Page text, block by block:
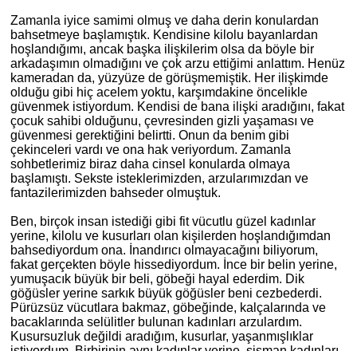
Zamanla iyice samimi olmuş ve daha derin konulardan
bahsetmeye başlamıştık. Kendisine kilolu bayanlardan
hoşlandığımı, ancak başka ilişkilerim olsa da böyle bir
arkadaşımın olmadığını ve çok arzu ettiğimi anlattım. Henüz
kameradan da, yüzyüze de görüşmemiştik. Her ilişkimde
olduğu gibi hiç acelem yoktu, karşımdakine öncelikle
güvenmek istiyordum. Kendisi de bana ilişki aradığını, fakat
çocuk sahibi olduğunu, çevresinden gizli yaşaması ve
güvenmesi gerektiğini belirtti. Onun da benim gibi
çekinceleri vardı ve ona hak veriyordum. Zamanla
sohbetlerimiz biraz daha cinsel konularda olmaya
başlamıştı. Sekste isteklerimizden, arzularımızdan ve
fantazilerimizden bahseder olmuştuk.
Ben, birçok insan istediği gibi fit vücutlu güzel kadınlar
yerine, kilolu ve kusurları olan kişilerden hoşlandığımdan
bahsediyordum ona. İ nandırıcı olmayacağını biliyorum,
fakat gerçekten böyle hissediyordum. İnce bir belin yerine,
yumuşacık büyük bir beli, göbeği hayal ederdim. Dik
göğüsler yerine sarkık büyük göğüsler beni cezbederdi.
Pürüzsüz vücutlara bakmaz, göbeğinde, kalçalarında ve
bacaklarında selülitler bulunan kadınları arzulardım.
Kusursuzluk değildi aradığım, kusurlar, yaşanmışlıklar